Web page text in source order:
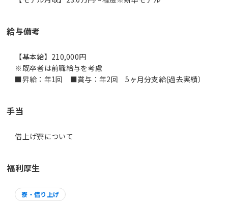
給与備考
【基本給】210,000円
※既卒者は前職給与を考慮
■昇給：年1回 ■賞与：年2回 5ヶ月分支給(過去実績）
手当
借上げ寮について
福利厚生
寮・借り上げ